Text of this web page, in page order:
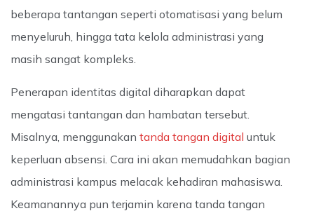
beberapa tantangan seperti otomatisasi yang belum
menyeluruh, hingga tata kelola administrasi yang
masih sangat kompleks.
Penerapan identitas digital diharapkan dapat
mengatasi tantangan dan hambatan tersebut.
Misalnya, menggunakan tanda tangan digital untuk
keperluan absensi. Cara ini akan memudahkan bagian
administrasi kampus melacak kehadiran mahasiswa.
Keamanannya pun terjamin karena tanda tangan